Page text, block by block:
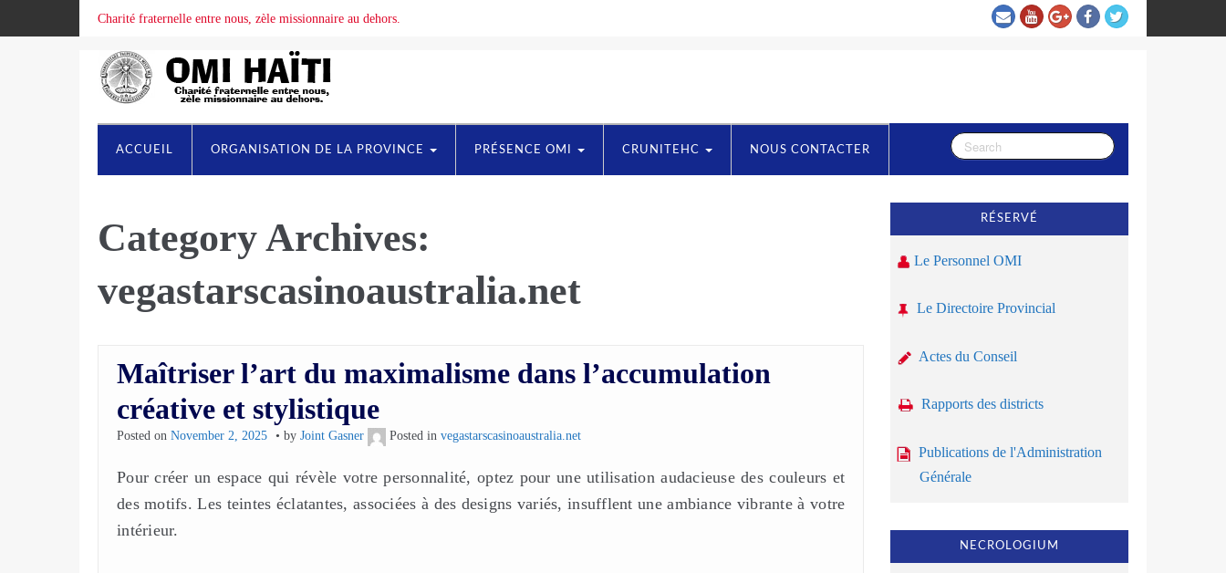
Charité fraternelle entre nous, zèle missionnaire au dehors.
ACCUEIL ORGANISATION DE LA PROVINCE PRÉSENCE OMI CRUNITEHC NOUS CONTACTER
Category Archives:
vegastarscasinoaustralia.net
Maîtriser l’art du maximalisme dans l’accumulation
créative et stylistique
Posted on November 2, 2025 by Joint Gasner Posted in vegastarscasinoaustralia.net
Pour créer un espace qui révèle votre personnalité, optez pour une utilisation audacieuse des couleurs et
des motifs. Les teintes éclatantes, associées à des designs variés, insufflent une ambiance vibrante à votre
intérieur.
RÉSERVÉ
Le Personnel OMI
Le Directoire Provincial
Actes du Conseil
Rapports des districts
Publications de l'Administration
Générale
NECROLOGIUM